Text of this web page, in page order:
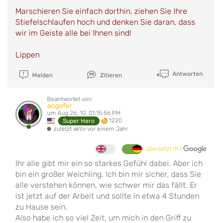
Marschieren Sie einfach dorthin, ziehen Sie Ihre
Stiefelschlaufen hoch und denken Sie daran, dass
wir im Geiste alle bei Ihnen sind!
Lippen
Melden Zitieren Antworten
Beantwortet von
acgofer
um Aug 26, 10, 01:15:56 PM
Super Hero
1220
zuletzt aktiv vor einem Jahr
übersetzt mit
Ihr alle gibt mir ein so starkes Gefühl dabei. Aber ich
bin ein großer Weichling. Ich bin mir sicher, dass Sie
alle verstehen können, wie schwer mir das fällt. Er
ist jetzt auf der Arbeit und sollte in etwa 4 Stunden
zu Hause sein.
Also habe ich so viel Zeit, um mich in den Griff zu